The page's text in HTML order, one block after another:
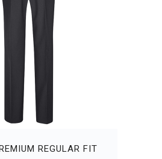
REGULAR FIT